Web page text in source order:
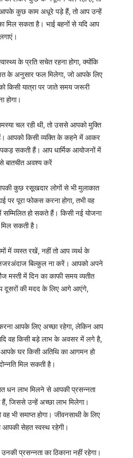
आपके कुछ काम अधूरे पड़े हैं, तो आप उन्हें
मिल सकता है। भाई बहनों से यदि आप
के प्रति सचेत रहना होगा, क्योंकि
के अनुसार फल मिलेगा, जो आपके लिए
किसी यात्रा पर जाते समय जरूरी
चल रही थी, तो उससे आपको मुक्ति
आपको किसी व्यक्ति के कहने में आकर
सकती हैं। आप धार्मिक आयोजनों में
बातचीत अवश्य करें
कुछ रसूखदार लोगों से भी मुलाकात
पर पूरा फोकस करना होगा, तभी वह
हो सकते हैं। किसी नई योजना
सकती है।
में व्यस्त रखें, नहीं तो आप व्यर्थ के
बिल्कुल ना करें। आपको अपने
मस्ती में दिन का काफी समय व्यतीत
दूसरों की मदद के लिए आगे आएंगे,
आपके लिए अच्छा रहेगा, लेकिन आप
वह किसी बड़े लाभ के अवसर में लगे है,
घर किसी अतिथि का आगमन हो
मिल सकती है।
धन लाभ मिलने से आपकी प्रसन्नता
हैं, जिससे उन्हें अच्छा लाभ मिलेगा।
भी समाप्त होगा। जीवनसाथी के लिए
आपकी सेहत स्वस्थ रहेगी।
प्रसन्नता का ठिकाना नहीं रहेगा।